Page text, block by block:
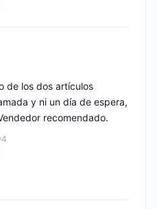
de los dos artículos
y ni un día de espera,
recomendado.